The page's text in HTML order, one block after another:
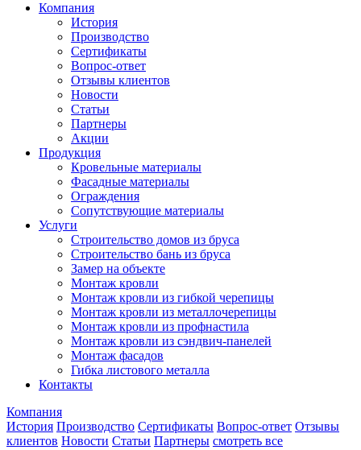
Компания
История
Производство
Сертификаты
Вопрос-ответ
Отзывы клиентов
Новости
Статьи
Партнеры
Акции
Продукция
Кровельные материалы
Фасадные материалы
Ограждения
Сопутствующие материалы
Услуги
Строительство домов из бруса
Строительство бань из бруса
Замер на объекте
Монтаж кровли
Монтаж кровли из гибкой черепицы
Монтаж кровли из металлочерепицы
Монтаж кровли из профнастила
Монтаж кровли из сэндвич-панелей
Монтаж фасадов
Гибка листового металла
Контакты
Компания
История Производство Сертификаты Вопрос-ответ Отзывы
клиентов Новости Статьи Партнеры смотреть все